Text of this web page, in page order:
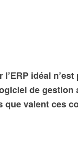
idéal
de
valent ces